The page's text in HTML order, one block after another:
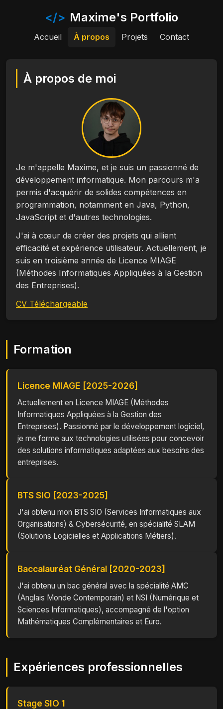
</> Maxime's Portfolio
Accueil À propos Projets Contact
À propos de moi
Je m'appelle Maxime, et je suis un passionné de
développement informatique. Mon parcours m'a
permis d'acquérir de solides compétences en
programmation, notamment en Java, Python,
JavaScript et d'autres technologies.
J'ai à cœur de créer des projets qui allient
efficacité et expérience utilisateur. Actuellement, je
suis en troisième année de Licence MIAGE
(Méthodes Informatiques Appliquées à la Gestion
des Entreprises).
CV Téléchargeable
Formation
Licence MIAGE [2025-2026]
Actuellement en Licence MIAGE (Méthodes
Informatiques Appliquées à la Gestion des
Entreprises). Passionné par le développement logiciel,
je me forme aux technologies utilisées pour concevoir
des solutions informatiques adaptées aux besoins des
entreprises.
BTS SIO [2023-2025]
J'ai obtenu mon BTS SIO (Services Informatiques aux
Organisations) & Cybersécurité, en spécialité SLAM
(Solutions Logicielles et Applications Métiers).
Baccalauréat Général [2020-2023]
J'ai obtenu un bac général avec la spécialité AMC
(Anglais Monde Contemporain) et NSI (Numérique et
Sciences Informatiques), accompagné de l'option
Mathématiques Complémentaires et Euro.
Expériences professionnelles
Stage SIO 1